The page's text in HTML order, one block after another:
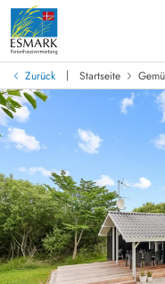
Zurück | Startseite